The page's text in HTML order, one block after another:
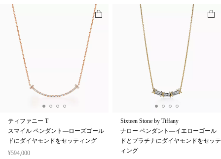
ティファニー T
スマイル ペンダント—ローズゴール
ドにダイヤモンドをセッティング
¥594,000
Sixteen Stone by Tiffany
ナロー ペンダント—イエローゴール
ドとプラチナにダイヤモンドをセッテ
ィング